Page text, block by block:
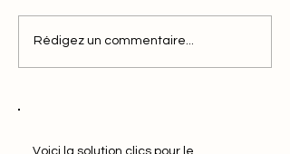
Rédigez un commentaire...
Voici la solution clics pour le